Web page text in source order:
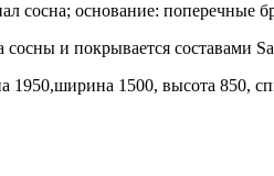
сосна; основание: поперечные
и покрывается составами
1950,ширина 1500, высота 850,